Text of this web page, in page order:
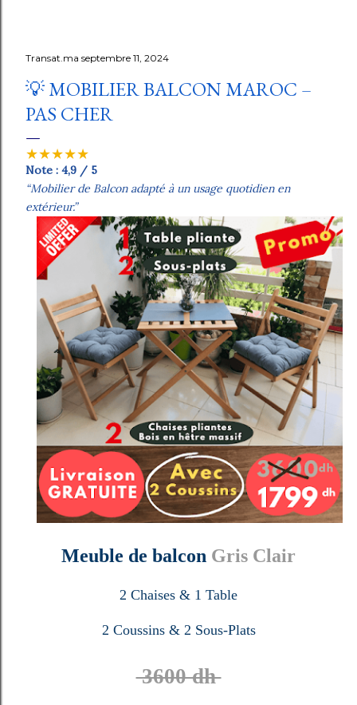
Transat.ma septembre 11, 2024
💡 MOBILIER BALCON MAROC –
PAS CHER
★★★★★
Note : 4,9 / 5
“Mobilier de Balcon adapté à un usage quotidien en
extérieur.”
Meuble de balcon Gris Clair
2 Chaises & 1 Table
2 Coussins & 2 Sous-Plats
3600 dh